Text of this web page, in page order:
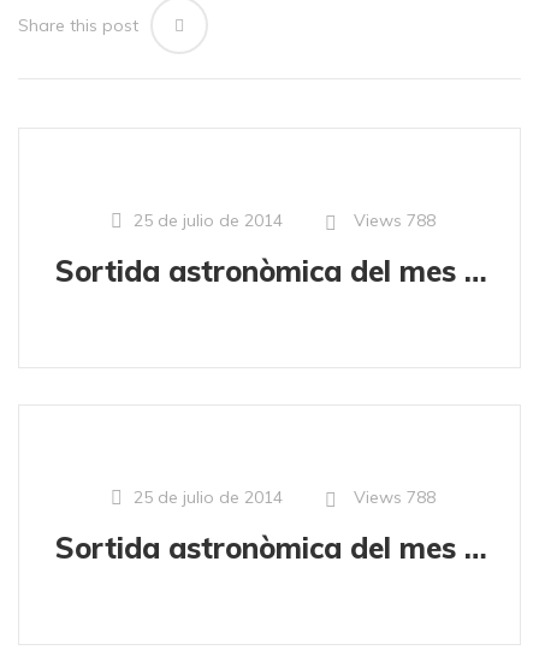
Share this post
25 de julio de 2014 Views 788
Sortida astronòmica del mes de juliol
25 de julio de 2014 Views 788
Sortida astronòmica del mes d'agost